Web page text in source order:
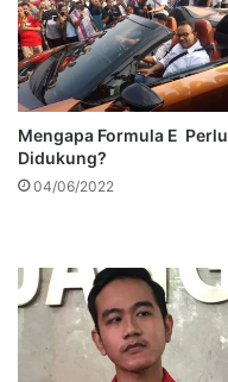
Mengapa Formula E Perlu
Didukung?
04/06/2022